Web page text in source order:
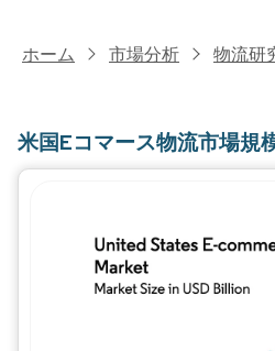
ホーム 市場分析 物流研
米国Eコマース物流市場規